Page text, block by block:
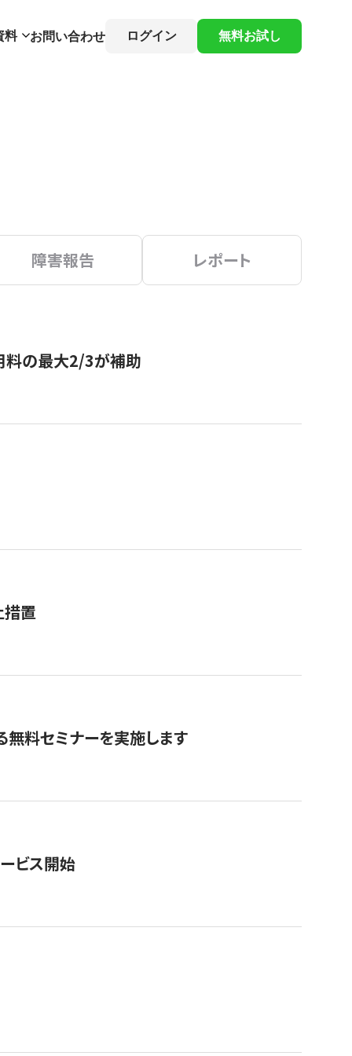
料 お問い合わせ ログイン 無料お試し
障害報告 レポート
料の最大2/3が補助
措置
無料セミナーを実施します
ビス開始